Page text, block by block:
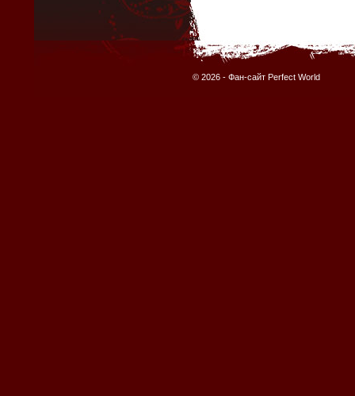
© 2026 - Фан-сайт Perfect World